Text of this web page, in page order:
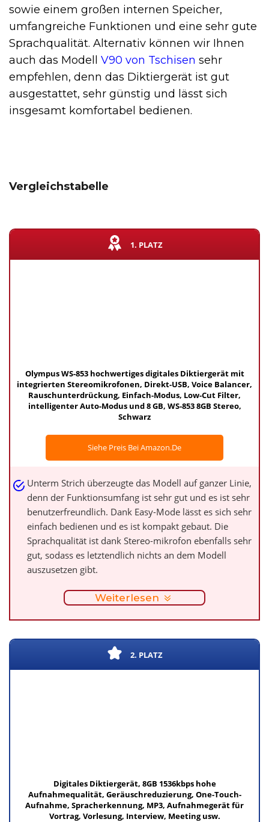
sowie einem großen internen Speicher,
umfangreiche Funktionen und eine sehr gute
Sprachqualität. Alternativ können wir Ihnen
auch das Modell V90 von Tschisen sehr
empfehlen, denn das Diktiergerät ist gut
ausgestattet, sehr günstig und lässt sich
insgesamt komfortabel bedienen.
Vergleichstabelle
1. PLATZ
Olympus WS-853 hochwertiges digitales Diktiergerät mit
integrierten Stereomikrofonen, Direkt-USB, Voice Balancer,
Rauschunterdrückung, Einfach-Modus, Low-Cut Filter,
intelligenter Auto-Modus und 8 GB, WS-853 8GB Stereo,
Schwarz
Siehe Preis Bei Amazon.de
Unterm Strich überzeugte das Modell auf ganzer Linie,
denn der Funktionsumfang ist sehr gut und es ist sehr
benutzerfreundlich. Dank Easy-Mode lässt es sich sehr
einfach bedienen und es ist kompakt gebaut. Die
Sprachqualität ist dank Stereo-mikrofon ebenfalls sehr
gut, sodass es letztendlich nichts an dem Modell
auszusetzen gibt.
Weiterlesen
2. PLATZ
Digitales Diktiergerät, 8GB 1536kbps hohe
Aufnahmequalität, Geräuschreduzierung, One-Touch-
Aufnahme, Spracherkennung, MP3, Aufnahmegerät für
Vortrag, Vorlesung, Interview, Meeting usw.